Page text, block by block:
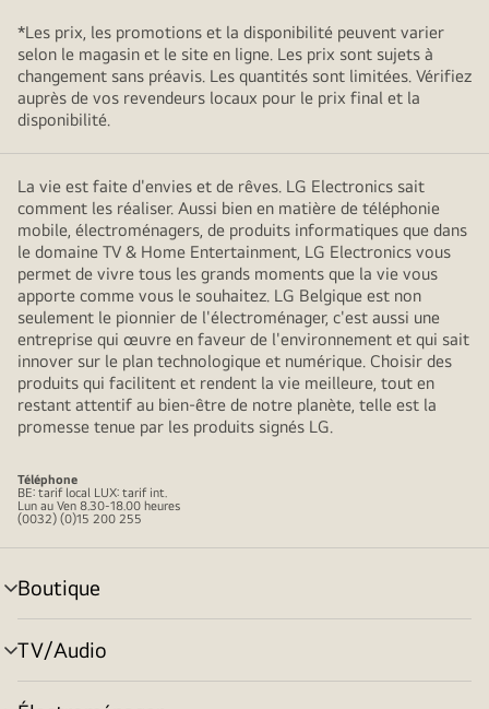
*Les prix, les promotions et la disponibilité peuvent varier
selon le magasin et le site en ligne. Les prix sont sujets à
changement sans préavis. Les quantités sont limitées. Vérifiez
auprès de vos revendeurs locaux pour le prix final et la
disponibilité.
La vie est faite d'envies et de rêves. LG Electronics sait
comment les réaliser. Aussi bien en matière de téléphonie
mobile, électroménagers, de produits informatiques que dans
le domaine TV & Home Entertainment, LG Electronics vous
permet de vivre tous les grands moments que la vie vous
apporte comme vous le souhaitez. LG Belgique est non
seulement le pionnier de l'électroménager, c'est aussi une
entreprise qui œuvre en faveur de l'environnement et qui sait
innover sur le plan technologique et numérique. Choisir des
produits qui facilitent et rendent la vie meilleure, tout en
restant attentif au bien-être de notre planète, telle est la
promesse tenue par les produits signés LG.
Téléphone
BE: tarif local LUX: tarif int.
Lun au Ven 8.30-18.00 heures
(0032) (0)15 200 255
Boutique
menu
déroulant
TV/Audio
menu
déroulant